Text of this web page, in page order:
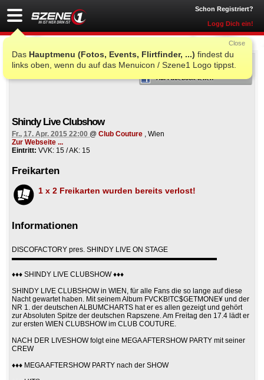
Schon Registriert?
Logg Dich ein!
Das Hauptmenu (Fotos, Events, Flirtfinder, ...) findest du
links oben, wenn du auf das Menuicon / Szene1 Logo tippst.
Close
ICH WAR AUCH DORT
Auf Facebook teilen
Shindy Live Clubshow
Fr., 17. Apr. 2015 22:00 @ Club Couture , Wien
Zur Webseite ...
Eintritt: VVK: 15 / AK: 15
Freikarten
1 x 2 Freikarten wurden bereits verlost!
Informationen
DISCOFACTORY pres. SHINDY LIVE ON STAGE
▬▬▬▬▬▬▬▬▬▬▬▬▬▬▬▬▬▬▬▬▬▬▬▬▬▬▬▬▬
♦♦♦ SHINDY LIVE CLUBSHOW ♦♦♦
SHINDY LIVE CLUBSHOW in WIEN, für alle Fans die so lange auf diese
Nacht gewartet haben. Mit seinem Album FVCKB!TC$GETMONE¥ und der
NR 1. der deutschen ALBUMCHARTS hat er es allen gezeigt und gehört
zur Absoluten Spitze der deutschen Rapszene. Am Freitag den 17.4 lädt er
zur ersten WIEN CLUBSHOW im CLUB COUTURE.
NACH DER LIVESHOW folgt eine MEGA AFTERSHOW PARTY mit seiner
CREW
♦♦♦ MEGA AFTERSHOW PARTY nach der SHOW